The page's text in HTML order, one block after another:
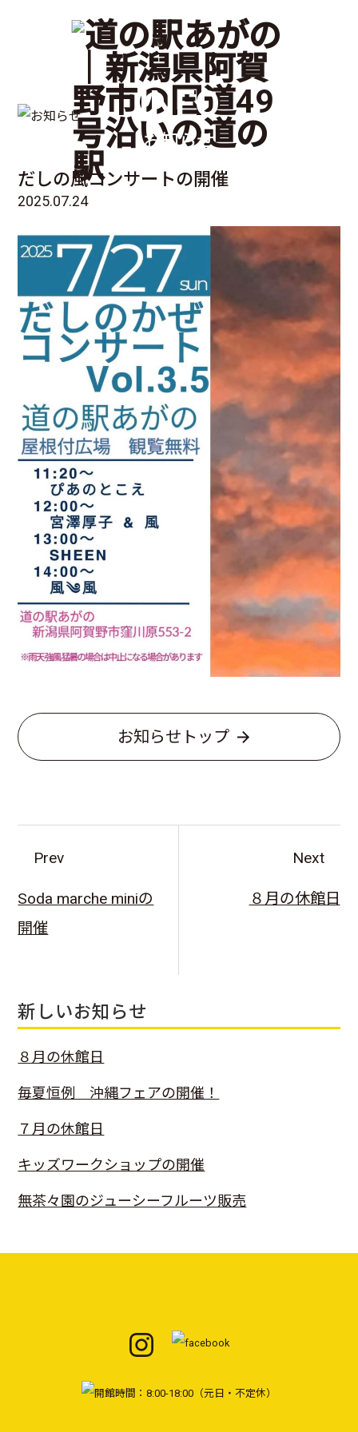
INFO
お知らせ
だしの風コンサートの開催
2025.07.24
お知らせトップ
Prev
Soda marche miniの
開催
Next
８月の休館日
新しいお知らせ
８月の休館日
毎夏恒例 沖縄フェアの開催！
７月の休館日
キッズワークショップの開催
無茶々園のジューシーフルーツ販売